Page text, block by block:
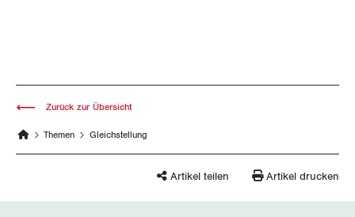
Solothurn
Themen Gleichstellung
Zurück zur Übersicht
Artikel teilen Artikel drucken